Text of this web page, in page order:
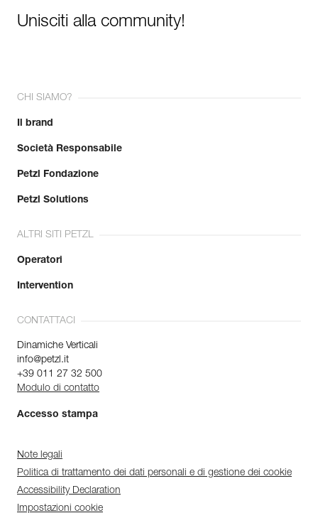
Unisciti alla community!
CHI SIAMO?
Il brand
Società Responsabile
Petzl Fondazione
Petzl Solutions
ALTRI SITI PETZL
Operatori
Intervention
CONTATTACI
Dinamiche Verticali
info@petzl.it
+39 011 27 32 500
Modulo di contatto
Accesso stampa
Note legali
Politica di trattamento dei dati personali e di gestione dei cookie
Accessibility Declaration
Impostazioni cookie